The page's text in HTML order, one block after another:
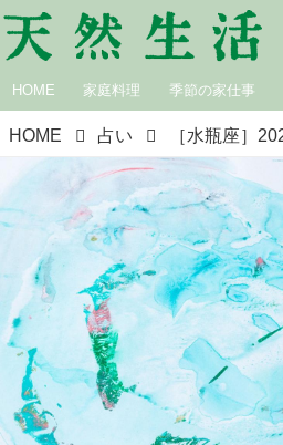
HOME 家庭料理 季節の家仕事
HOME 占い